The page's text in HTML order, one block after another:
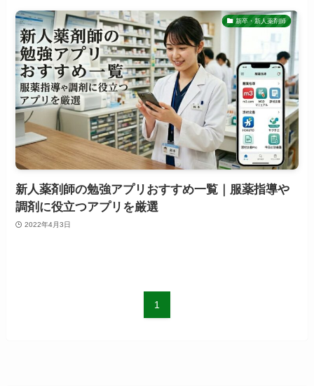
新卒・新人薬剤師
新人薬剤師の勉強アプリおすすめ一覧｜服薬指導や
調剤に役立つアプリを厳選
2022年4月3日
1